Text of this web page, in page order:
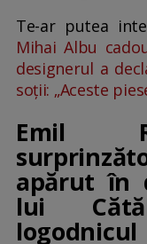
Te-ar putea
Mihai Albu
designerul a
soții: „Aceste
Emil
apărut în
lui